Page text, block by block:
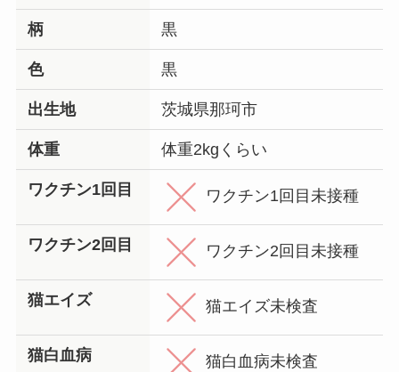
柄 黒
色 黒
出生地 茨城県那珂市
体重 体重2kgくらい
ワクチン1回目 ワクチン1回目未接種
ワクチン2回目 ワクチン2回目未接種
猫エイズ 猫エイズ未検査
猫白血病 猫白血病未検査